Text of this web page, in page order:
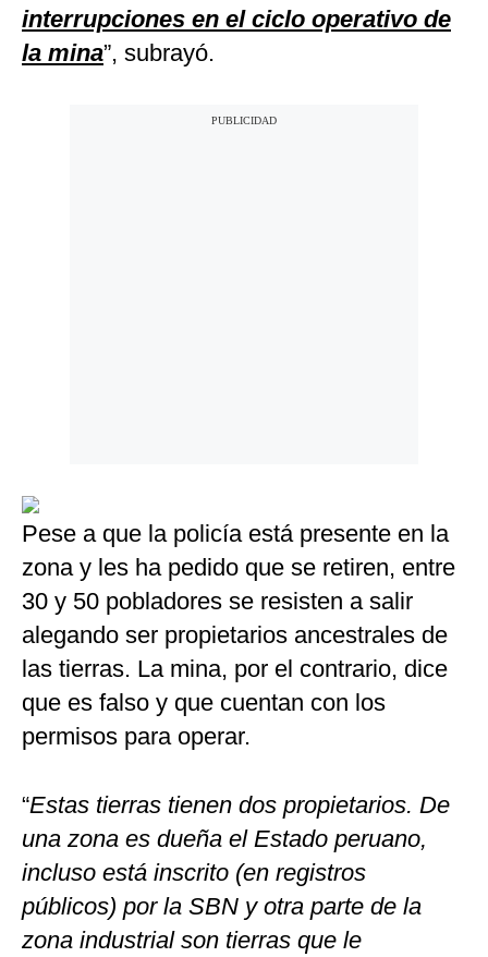
interrupciones en el ciclo operativo de
la mina”, subrayó.
Pese a que la policía está presente en la
zona y les ha pedido que se retiren, entre
30 y 50 pobladores se resisten a salir
alegando ser propietarios ancestrales de
las tierras. La mina, por el contrario, dice
que es falso y que cuentan con los
permisos para operar.
“Estas tierras tienen dos propietarios. De
una zona es dueña el Estado peruano,
incluso está inscrito (en registros
públicos) por la SBN y otra parte de la
zona industrial son tierras que le